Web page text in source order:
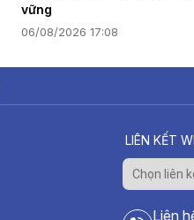
vững
06/08/2026 17:08
LIÊN KẾT
Liên